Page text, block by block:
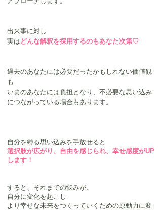
出来事に対し
実は どんな解釈を採用するのもあなた次第♡
過去のあなたには必要だったかもしれない価値観
も
いまのあなたには負担となり、不必要な思い込み
につながっている場合もあります。
自分を縛る思い込みを手放せると
選択肢が広がり、自由を感じられ、幸せ感度がUP
します！
すると、それまでの悩みが、
自分に変化を起こし
より幸せな未来をつくっていくための原動力に変